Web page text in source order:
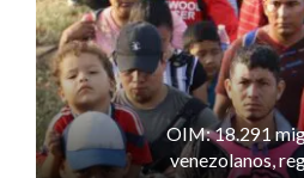
OIM: 18.291
venezolanos,